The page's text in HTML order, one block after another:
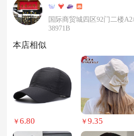
国际商贸城四区92门二楼A2
38971B
本店相似
￥6.80 ￥9.35